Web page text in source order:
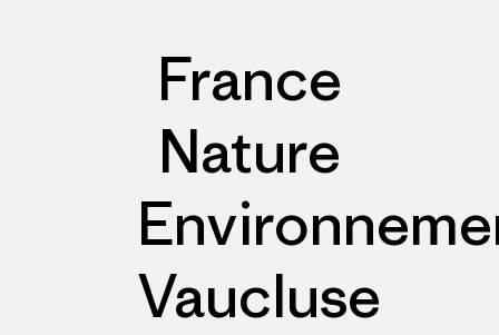
France
Nature
Vaucluse